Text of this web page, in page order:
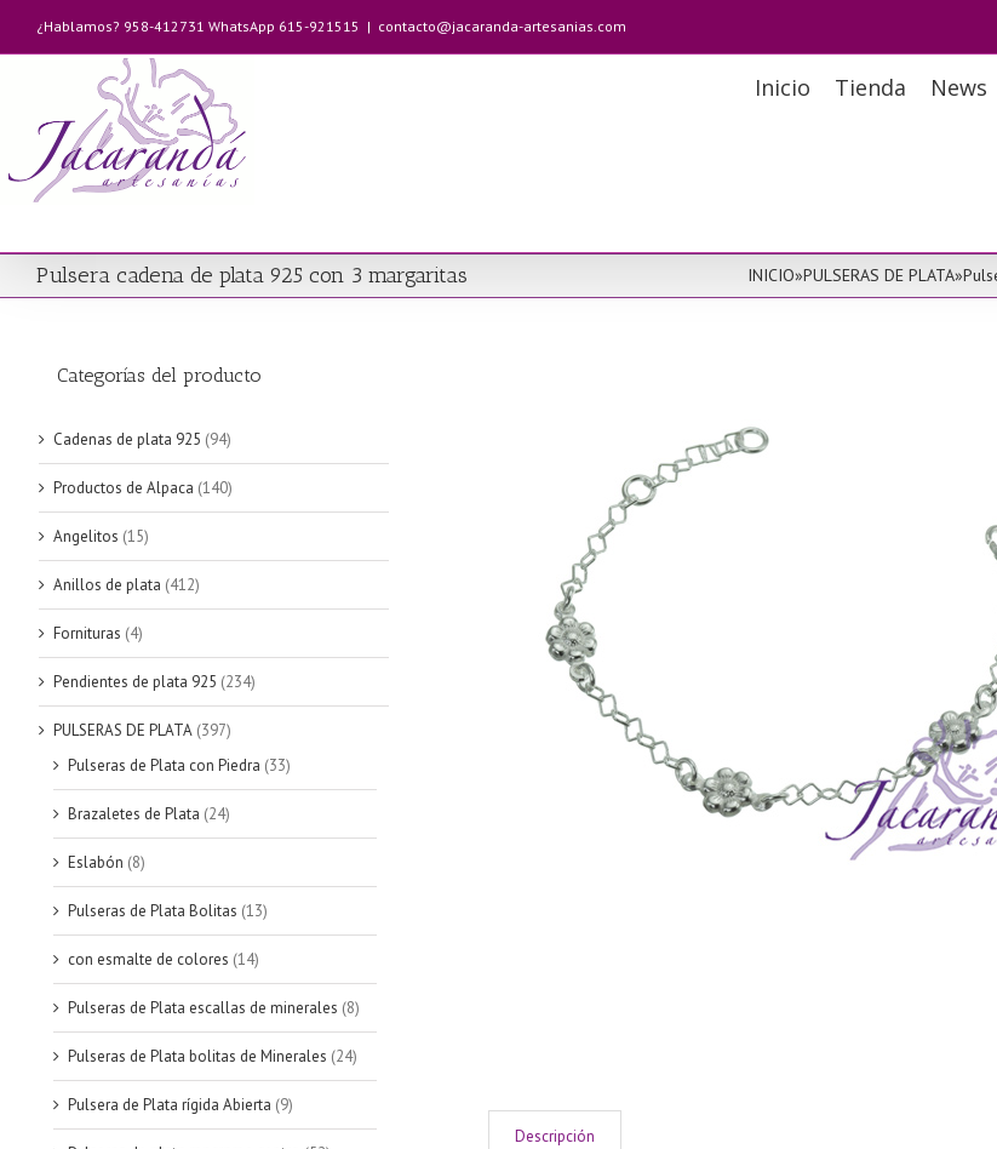
contenido
¿Hablamos? 958-412731 WhatsApp 615-921515 | contacto@jacaranda-artesanias.com
Inicio Tienda News
Pulsera cadena de plata 925 con 3 margaritas INICIO»PULSERAS DE PLATA»
Descripción
Categorías del producto
Cadenas de plata 925 (94)
Productos de Alpaca (140)
Angelitos (15)
Anillos de plata (412)
Fornituras (4)
Pendientes de plata 925 (234)
PULSERAS DE PLATA (397)
Pulseras de Plata con Piedra (33)
Brazaletes de Plata (24)
Eslabón (8)
Pulseras de Plata Bolitas (13)
con esmalte de colores (14)
Pulseras de Plata escallas de minerales (8)
Pulseras de Plata bolitas de Minerales (24)
Pulsera de Plata rígida Abierta (9)